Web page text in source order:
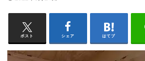
ポスト シェア はてブ